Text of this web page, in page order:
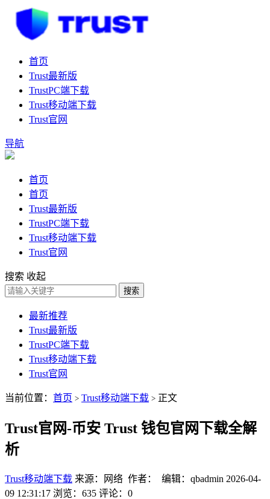
首页
Trust最新版
TrustPC端下载
Trust移动端下载
Trust官网
导航
首页
首页
Trust最新版
TrustPC端下载
Trust移动端下载
Trust官网
搜索 收起
搜索
最新推荐
Trust最新版
TrustPC端下载
Trust移动端下载
Trust官网
当前位置： 首页 > Trust移动端下载 > 正文
Trust官网-币安 Trust 钱包官网下载全解
析
Trust移动端下载 来源：网络 作者： 编辑：qbadmin 2026-04-
09 12:31:17 浏览：635 评论：0